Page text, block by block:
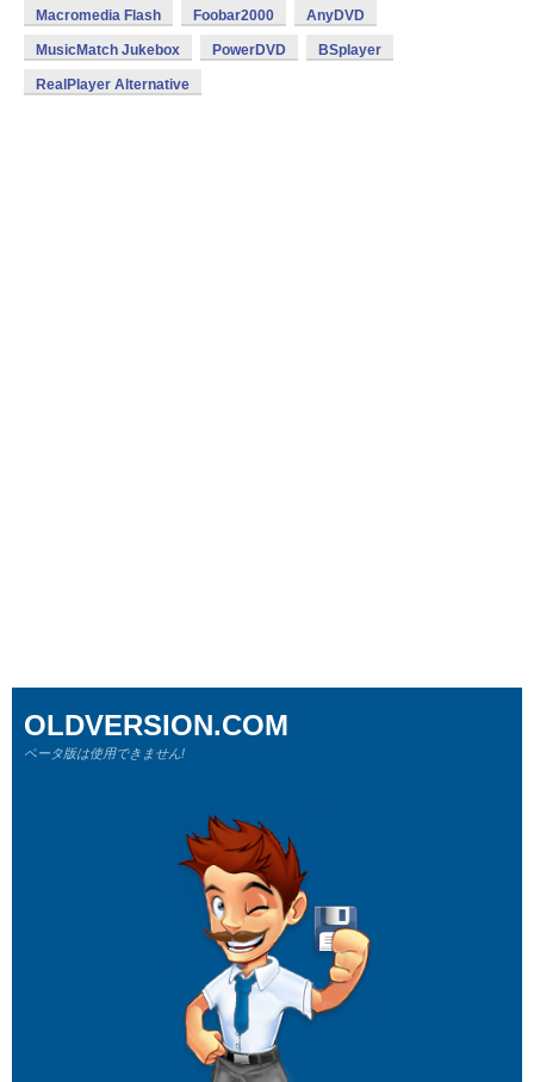
Macromedia Flash Foobar2000 AnyDVD
MusicMatch Jukebox PowerDVD BSplayer
RealPlayer Alternative
OLDVERSION.COM
ベータ版は使用できません!